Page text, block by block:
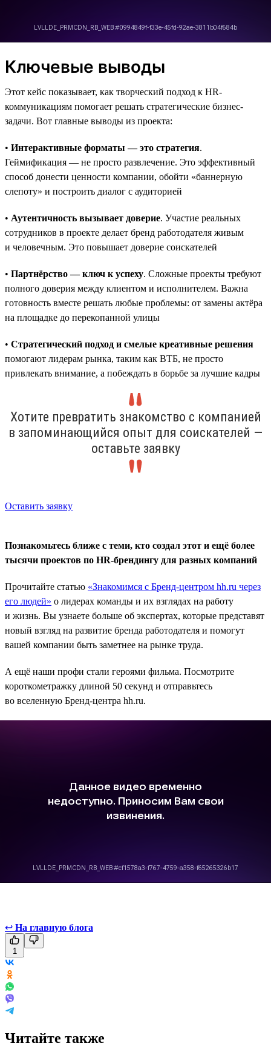
Ключевые выводы
Этот кейс показывает, как творческий подход к HR-
коммуникациям помогает решать стратегические бизнес-
задачи. Вот главные выводы из проекта:
• Интерактивные форматы — это стратегия.
Геймификация — не просто развлечение. Это эффективный
способ донести ценности компании, обойти «баннерную
слепоту» и построить диалог с аудиторией
• Аутентичность вызывает доверие. Участие реальных
сотрудников в проекте делает бренд работодателя живым
и человечным. Это повышает доверие соискателей
• Партнёрство — ключ к успеху. Сложные проекты требуют
полного доверия между клиентом и исполнителем. Важна
готовность вместе решать любые проблемы: от замены актёра
на площадке до перекопанной улицы
• Стратегический подход и смелые креативные решения
помогают лидерам рынка, таким как ВТБ, не просто
привлекать внимание, а побеждать в борьбе за лучшие кадры
Хотите превратить знакомство с компанией
в запоминающийся опыт для соискателей —
оставьте заявку
Оставить заявку
Познакомьтесь ближе с теми, кто создал этот и ещё более
тысячи проектов по HR-брендингу для разных компаний
Прочитайте статью «Знакомимся с Бренд-центром hh.ru через
его людей» о лидерах команды и их взглядах на работу
и жизнь. Вы узнаете больше об экспертах, которые представят
новый взгляд на развитие бренда работодателя и помогут
вашей компании быть заметнее на рынке труда.
А ещё наши профи стали героями фильма. Посмотрите
короткометражку длиной 50 секунд и отправьтесь
во вселенную Бренд-центра hh.ru.
↩ На главную блога
1
Читайте также